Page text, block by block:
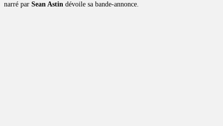
narré par Sean Astin dévoile sa bande-annonce.